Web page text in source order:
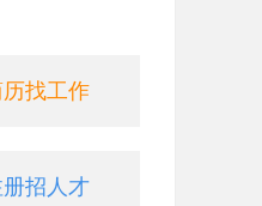
找工作
招人才